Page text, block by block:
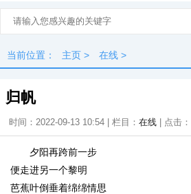
当前位置： 主页 > 在线 >
归帆
时间：2022-09-13 10:54 | 栏目： 在线 | 点击：
夕阳再跨前一步
便走进另一个黎明
芭蕉叶倒垂着绵绵情思